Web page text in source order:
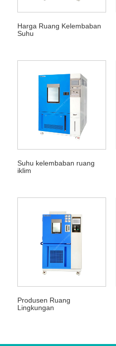
Harga Ruang Kelembaban
Suhu
Suhu kelembaban ruang
iklim
Produsen Ruang
Lingkungan